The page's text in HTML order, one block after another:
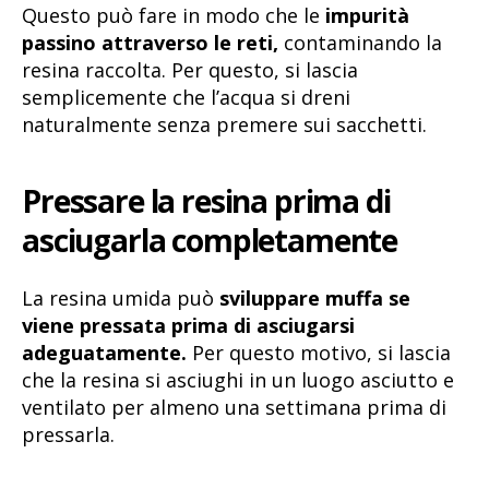
Questo può fare in modo che le impurità
passino attraverso le reti, contaminando la
resina raccolta. Per questo, si lascia
semplicemente che l’acqua si dreni
naturalmente senza premere sui sacchetti.
Pressare la resina prima di
asciugarla completamente
La resina umida può sviluppare muffa se
viene pressata prima di asciugarsi
adeguatamente. Per questo motivo, si lascia
che la resina si asciughi in un luogo asciutto e
ventilato per almeno una settimana prima di
pressarla.